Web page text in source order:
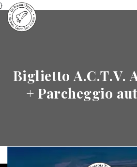
}
Biglietto A.C.T.V.
+ Parcheggio